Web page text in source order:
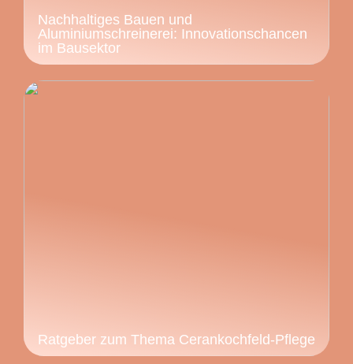
Nachhaltiges Bauen und
Aluminiumschreinerei: Innovationschancen
im Bausektor
Ratgeber zum Thema Cerankochfeld-Pflege